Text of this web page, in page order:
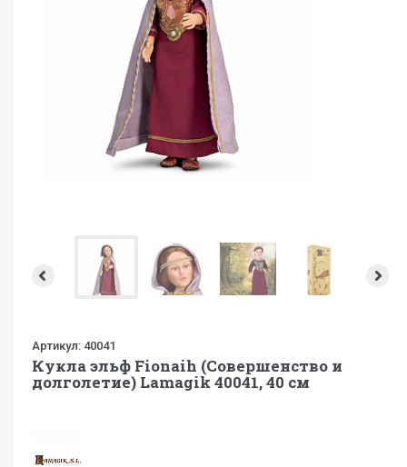
Артикул: 40041
Кукла эльф Fionaih (Совершенство и
долголетие) Lamagik 40041, 40 см